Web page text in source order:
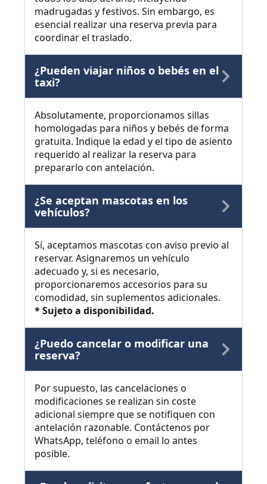
madrugadas y festivos. Sin embargo, es
esencial realizar una reserva previa para
coordinar el traslado.
¿Pueden viajar niños o bebés en el
taxi?
Absolutamente, proporcionamos sillas
homologadas para niños y bebés de forma
gratuita. Indique la edad y el tipo de asiento
requerido al realizar la reserva para
prepararlo con antelación.
¿Se aceptan mascotas en los
vehículos?
Sí, aceptamos mascotas con aviso previo al
reservar. Asignaremos un vehículo
adecuado y, si es necesario,
proporcionaremos accesorios para su
comodidad, sin suplementos adicionales.
* Sujeto a disponibilidad.
¿Puedo cancelar o modificar una
reserva?
Por supuesto, las cancelaciones o
modificaciones se realizan sin coste
adicional siempre que se notifiquen con
antelación razonable. Contáctenos por
WhatsApp, teléfono o email lo antes
posible.